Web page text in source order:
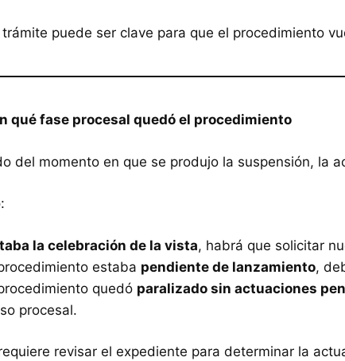
puede ser clave para que el procedimiento
en qué fase procesal quedó el procedimiento
del momento en que se produjo la suspensión, la
la celebración de la vista, habrá que solicitar
estaba pendiente de lanzamiento,
quedó paralizado sin actuaciones
procesal.
revisar el expediente para determinar la